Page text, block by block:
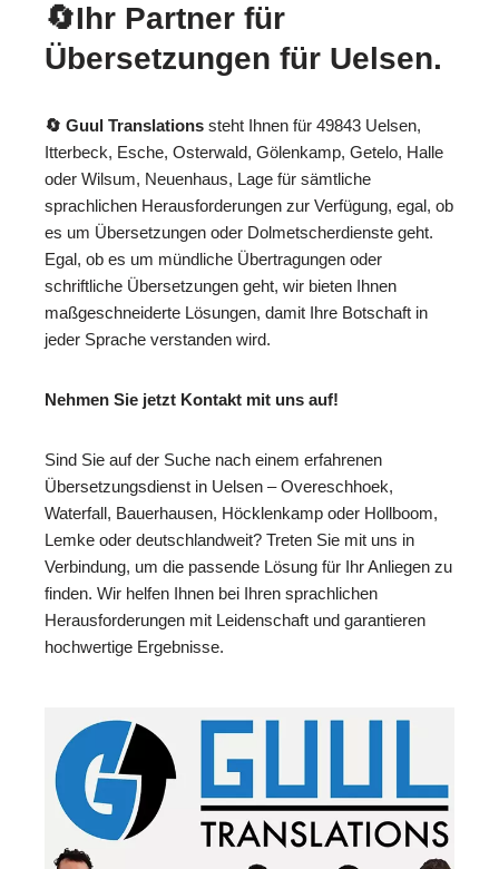
🔄Ihr Partner für
Übersetzungen für Uelsen.
🔄 Guul Translations steht Ihnen für 49843 Uelsen,
Itterbeck, Esche, Osterwald, Gölenkamp, Getelo, Halle
oder Wilsum, Neuenhaus, Lage für sämtliche
sprachlichen Herausforderungen zur Verfügung, egal, ob
es um Übersetzungen oder Dolmetscherdienste geht.
Egal, ob es um mündliche Übertragungen oder
schriftliche Übersetzungen geht, wir bieten Ihnen
maßgeschneiderte Lösungen, damit Ihre Botschaft in
jeder Sprache verstanden wird.
Nehmen Sie jetzt Kontakt mit uns auf!
Sind Sie auf der Suche nach einem erfahrenen
Übersetzungsdienst in Uelsen – Overeschhoek,
Waterfall, Bauerhausen, Höcklenkamp oder Hollboom,
Lemke oder deutschlandweit? Treten Sie mit uns in
Verbindung, um die passende Lösung für Ihr Anliegen zu
finden. Wir helfen Ihnen bei Ihren sprachlichen
Herausforderungen mit Leidenschaft und garantieren
hochwertige Ergebnisse.